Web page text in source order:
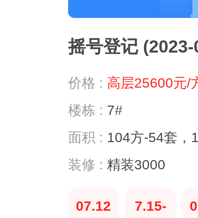
摇号登记
价格 : 高层25600元/
楼栋 : 7#
面积 : 104方-54套，
装修 : 精装3000
07.12
7.15-